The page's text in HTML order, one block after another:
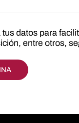
datos para
entre otros,